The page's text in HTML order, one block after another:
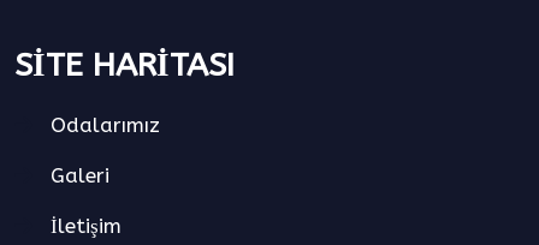
SİTE HARİTASI
Odalarımız
Galeri
İletişim